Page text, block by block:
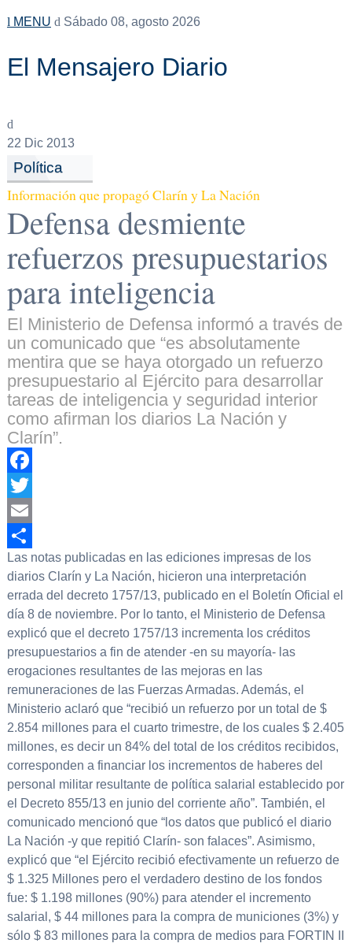
MENU Sábado 08, agosto 2026
El Mensajero Diario
22 Dic 2013
Política
Información que propagó Clarín y La Nación
Defensa desmiente
refuerzos presupuestarios
para inteligencia
El Ministerio de Defensa informó a través de
un comunicado que “es absolutamente
mentira que se haya otorgado un refuerzo
presupuestario al Ejército para desarrollar
tareas de inteligencia y seguridad interior
como afirman los diarios La Nación y
Clarín”.
Facebook
Twitter
Email
Compartir
Las notas publicadas en las ediciones impresas de los
diarios Clarín y La Nación, hicieron una interpretación
errada del decreto 1757/13, publicado en el Boletín Oficial el
día 8 de noviembre. Por lo tanto, el Ministerio de Defensa
explicó que el decreto 1757/13 incrementa los créditos
presupuestarios a fin de atender -en su mayoría- las
erogaciones resultantes de las mejoras en las
remuneraciones de las Fuerzas Armadas. Además, el
Ministerio aclaró que “recibió un refuerzo por un total de $
2.854 millones para el cuarto trimestre, de los cuales $ 2.405
millones, es decir un 84% del total de los créditos recibidos,
corresponden a financiar los incrementos de haberes del
personal militar resultante de política salarial establecido por
el Decreto 855/13 en junio del corriente año”. También, el
comunicado mencionó que “los datos que publicó el diario
La Nación -y que repitió Clarín- son falaces”. Asimismo,
explicó que “el Ejército recibió efectivamente un refuerzo de
$ 1.325 Millones pero el verdadero destino de los fondos
fue: $ 1.198 millones (90%) para atender el incremento
salarial, $ 44 millones para la compra de municiones (3%) y
sólo $ 83 millones para la compra de medios para FORTIN II